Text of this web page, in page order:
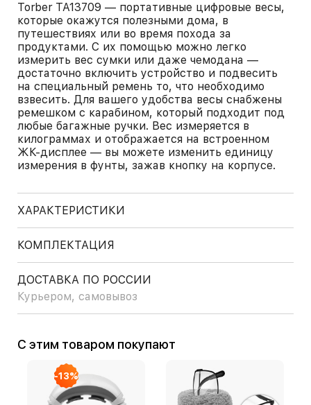
Torber TA13709 — портативные цифровые весы,
которые окажутся полезными дома, в
путешествиях или во время похода за
продуктами. С их помощью можно легко
измерить вес сумки или даже чемодана —
достаточно включить устройство и подвесить
на специальный ремень то, что необходимо
взвесить. Для вашего удобства весы снабжены
ремешком с карабином, который подходит под
любые багажные ручки. Вес измеряется в
килограммах и отображается на встроенном
ЖК-дисплее — вы можете изменить единицу
измерения в фунты, зажав кнопку на корпусе.
ХАРАКТЕРИСТИКИ
КОМПЛЕКТАЦИЯ
ДОСТАВКА ПО РОССИИ
Курьером, самовывоз
С этим товаром покупают
-13%